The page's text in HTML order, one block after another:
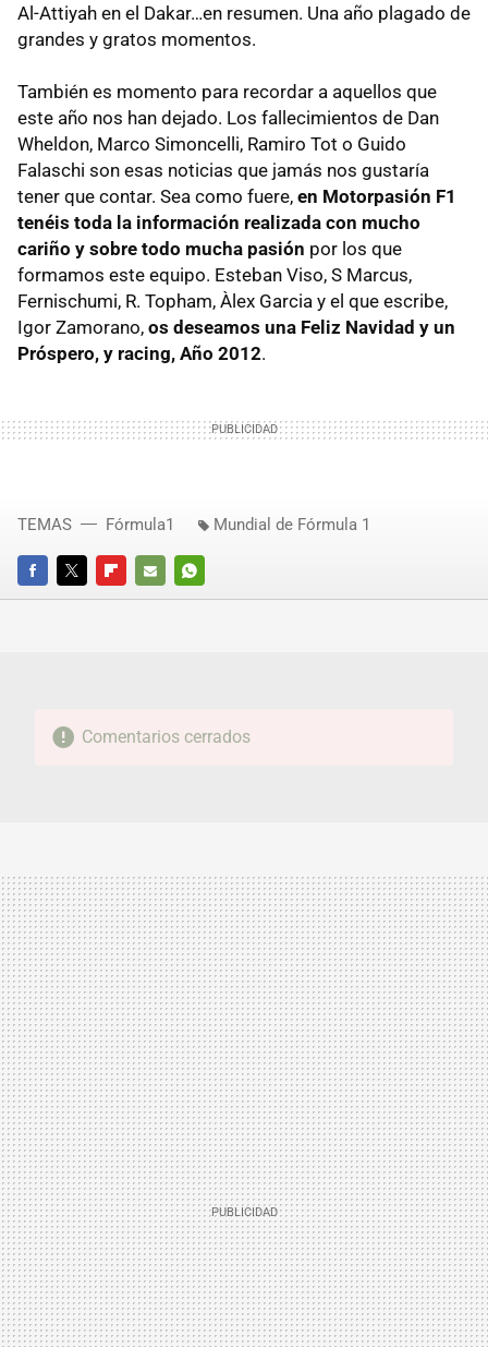
Al-Attiyah en el Dakar…en resumen. Una año plagado de
grandes y gratos momentos.
También es momento para recordar a aquellos que
este año nos han dejado. Los fallecimientos de Dan
Wheldon, Marco Simoncelli, Ramiro Tot o Guido
Falaschi son esas noticias que jamás nos gustaría
tener que contar. Sea como fuere, en Motorpasión F1
tenéis toda la información realizada con mucho
cariño y sobre todo mucha pasión por los que
formamos este equipo. Esteban Viso, S Marcus,
Fernischumi, R. Topham, Àlex Garcia y el que escribe,
Igor Zamorano, os deseamos una Feliz Navidad y un
Próspero, y racing, Año 2012.
FACEBOOKTWITTERFLIPBOARD
E-
WHATSAPP
TEMAS Fórmula1 Mundial de Fórmula 1
Comentarios cerrados